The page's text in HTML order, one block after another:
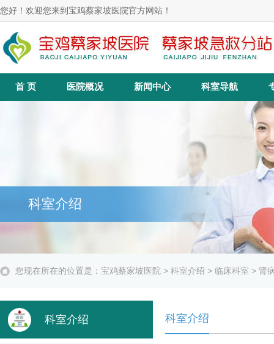
您好！欢迎您来到宝鸡蔡家坡医院官方网站！
首 页 医院概况 新闻中心 科室导航
科室介绍
您现在所在的位置是： 宝鸡蔡家坡医院 > 科室介绍 > 临床科室 > 肾
科室介绍 科室介绍